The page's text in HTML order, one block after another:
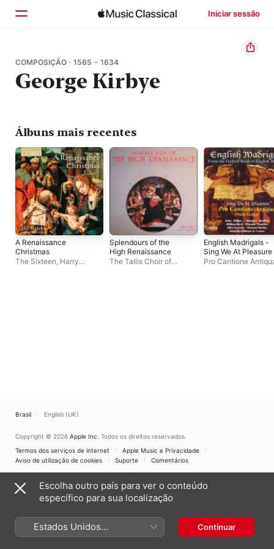
Iniciar sessão
Início
Explorar
COMPOSIÇÃO · 1565 - 1634
George Kirbye
Álbuns mais recentes
A Renaissance
Christmas
The Sixteen, Harry
Splendours of the
High Renaissance
The Tallis Choir of
English Madrigals -
Sing We At Pleasure
Pro Cantione
Brasil English (UK)
Copyright © 2026 Apple Inc. Todos os direitos reservados.
Termos dos serviços de internet
Apple Music e Privacidade
Aviso de utilização de cookies
Suporte Comentários
Escolha outro país para ver o conteúdo
específico para sua localização
Estados Unidos
(Português Brasil)
Continuar